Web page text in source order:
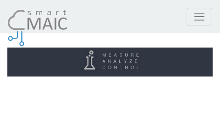
Sensore di anidride carbonica CO2 interfaccia RS485